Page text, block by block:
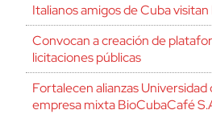
Italianos amigos de Cuba
Convocan a creación de
licitaciones públicas
Fortalecen alianzas Universidad
empresa mixta BioCubaCafé